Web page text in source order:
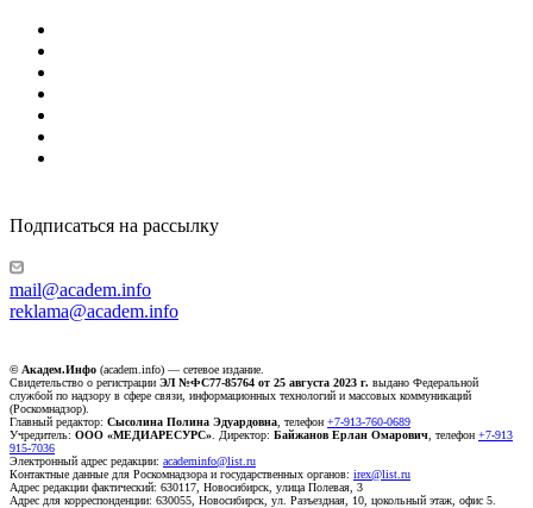
Подписаться на рассылку
mail@academ.info
reklama@academ.info
© Академ.Инфо (academ.info) — сетевое издание.
Свидетельство о регистрации ЭЛ №ФС77-85764 от 25 августа 2023 г. выдано Федеральной
службой по надзору в сфере связи, информационных технологий и массовых коммуникаций
(Роскомнадзор).
Главный редактор: Сысолина Полина Эдуардовна , телефон +7-913-760-0689
Учредитель: ООО «МЕДИАРЕСУРС» . Директор: Байжанов Ерлан Омарович , телефон +7-913
915-7036
Электронный адрес редакции: academinfo@list.ru
Контактные данные для Роскомнадзора и государственных органов: irex@list.ru
Адрес редакции фактический: 630117, Новосибирск, улица Полевая, 3
Адрес для корреспонденции: 630055, Новосибирск, ул. Разъездная, 10, цокольный этаж, офис 5.